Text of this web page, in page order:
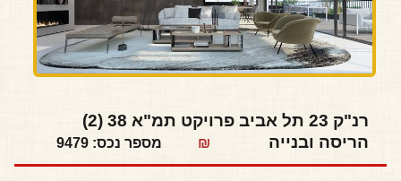
רנ"ק 23 תל אביב פרויקט תמ"א 38 (2)
הריסה ובנייה
₪ מספר נכס: 9479